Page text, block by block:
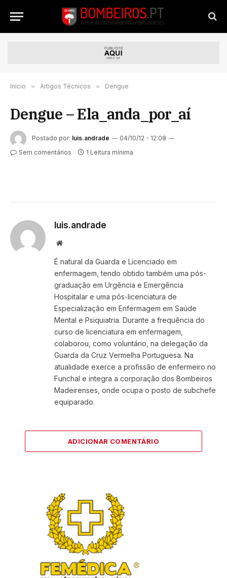
Início » Artigos Técnicos » Dengue
Dengue – Ela_anda_por_aí
Postado por: luis.andrade
04/10/12 - 12:08
Sem comentários
1 Leitura mínima
luis.andrade
Website
É natural da Guarda e Licenciado em
enfermagem, tendo obtido também uma pós-
graduação em Urgência e Emergência
Hospitalar e uma pós-licenciatura de
Especialização em Enfermagem em Saúde
Mental e Psiquiatria. Durante a frequência do
curso de licenciatura em enfermagem,
colaborou, como voluntário, na delegação da
Guarda da Cruz Vermelha Portuguesa. Na
atualidade exerce a profissão de enfermeiro no
Funchal e integra a corporação dos Bombeiros
Madeirenses, onde ocupa o posto de subchefe
equiparado.
ADICIONAR COMENTÁRIO